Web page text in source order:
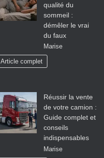
qualité du
sommeil :
démêler le vrai
du faux
Marise
Article complet
Réussir la vente
de votre camion :
Guide complet et
conseils
indispensables
Marise